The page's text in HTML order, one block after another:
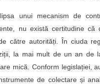
unui mecanism de
nu există certitudine că
către autorități. În ciuda
la mai mult de un an de
mică. Conform legislației,
de colectare și